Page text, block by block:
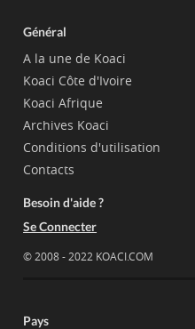
Général
A la une de Koaci
Koaci Côte d'Ivoire
Koaci Afrique
Archives Koaci
Conditions d'utilisation
Contacts
Besoin d'aide ?
Se Connecter
© 2008 - 2022 KOACI.COM
Pays